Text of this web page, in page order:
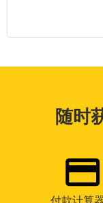
随时